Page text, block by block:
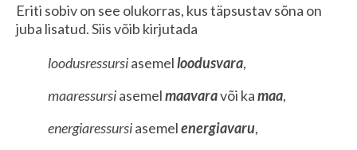
Eriti sobiv on see olukorras, kus täpsustav sõna on
juba lisatud. Siis võib kirjutada
loodusressursiasemelloodusvara,
maaressursiasemelmaavaravõi kamaa,
energiaressursiasemelenergiavaru,